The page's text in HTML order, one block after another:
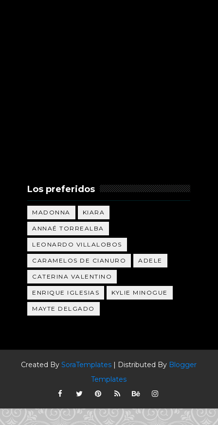
Los preferidos
MADONNA KIARA
ANNAÉ TORREALBA
LEONARDO VILLALOBOS
CARAMELOS DE CIANURO ADELE
CATERINA VALENTINO
ENRIQUE IGLESIAS KYLIE MINOGUE
MAYTE DELGADO
Created BySoraTemplates | Distributed By Blogger
Templates